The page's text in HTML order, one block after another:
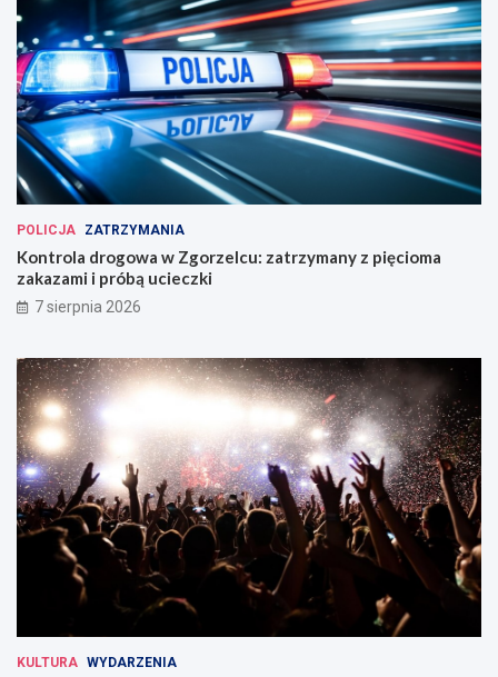
POLICJA ZATRZYMANIA
Kontrola drogowa w Zgorzelcu: zatrzymany z pięcioma
zakazami i próbą ucieczki
7 sierpnia 2026
KULTURA WYDARZENIA